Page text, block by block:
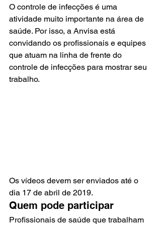
O controle de infecções é uma
atividade muito importante na área de
saúde. Por isso, a Anvisa está
convidando os profissionais e equipes
que atuam na linha de frente do
controle de infecções para mostrar seu
trabalho.
Os vídeos devem ser enviados até o
dia 17 de abril de 2019.
Quem pode participar
Profissionais de saúde que trabalham